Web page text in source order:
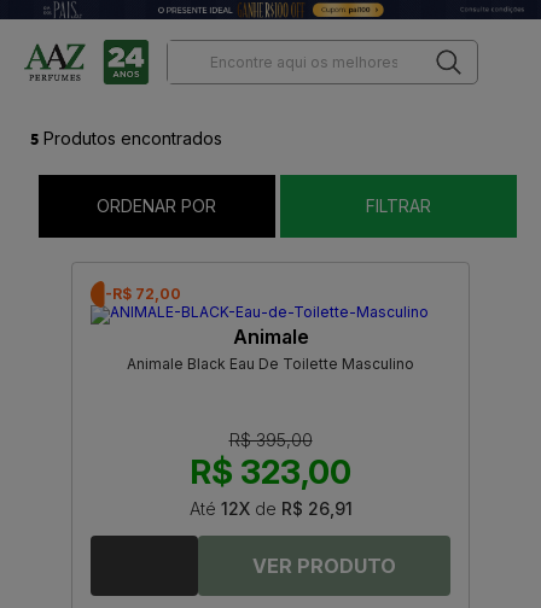
5 Produtos encontrados
ORDENAR POR FILTRAR
-R$ 72,00
Animale
Animale Black Eau De Toilette Masculino
R$ 395,00
R$ 323,00
Até 12Xde R$ 26,91